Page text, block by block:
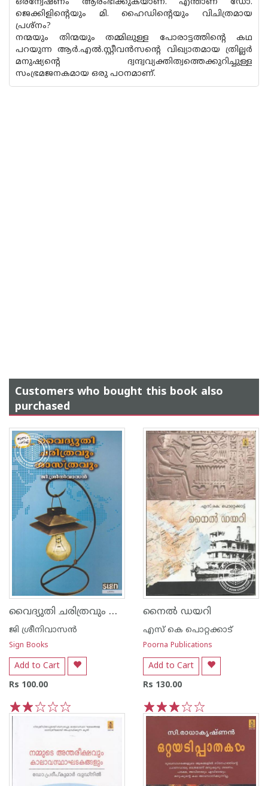
ഒരന്വേഷണം ആരംഭിക്കുകയാണ്. എന്താണ് ഡോ.
ജെക്കിളിൻ്റെയും മി. ഹൈഡിന്റെയും വിചിത്രമായ
പ്രശ്നം?
നന്മയും തിന്മയും തമ്മിലുള്ള പോരാട്ടത്തിന്റെ കഥ
പറയുന്ന ആർ.എൽ.സ്റ്റീവൻസൻ്റെ വിഖ്യാതമായ ത്രില്ലർ
മനുഷ്യൻ്റെ ദ്വന്ദ്വവ്യക്തിത്വത്തെക്കുറിച്ചുള്ള
സംഭ്രമജനകമായ ഒരു പഠനമാണ്.
Customers who bought this book also
purchased
വൈദ്യുതി ചരിത്രവും ശാസ്ത്രവും
ജി ശ്രീനിവാസന്‍‌
Sign Books
Add to Cart
Rs 100.00
1
നൈല്‍ ഡയറി
എസ്‌ കെ പൊറ്റക്കാട്‌
Poorna Publications
Add to Cart
Rs 130.00
5
4
3
2
1